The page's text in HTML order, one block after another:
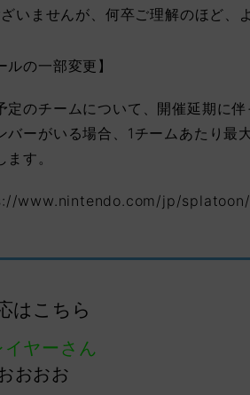
いませんが、何卒ご理解のほど、
ルの一部変更】
定のチームについて、開催延期に
バーがいる場合、1チームあたり最
ます。
www.nintendo.com/jp/
はこちら
ヤーさん
おおお